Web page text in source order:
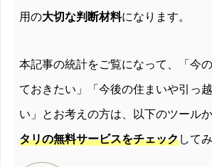
用の大切な判断材料になります。
本記事の統計をご覧になって、「今
ておきたい」「今後の住まいや引っ
い」とお考えの方は、以下のツール
タリの無料サービスをチェックして